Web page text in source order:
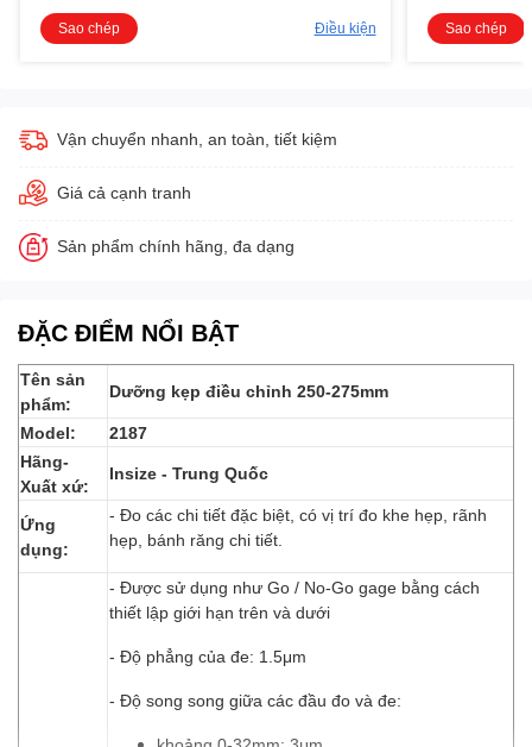
Sao chép Điều kiện Sao chép
Vận chuyển nhanh, an toàn, tiết kiệm
Giá cả cạnh tranh
Sản phẩm chính hãng, đa dạng
ĐẶC ĐIỂM NỔI BẬT
Tên sản
phẩm:
Dưỡng kẹp điều chỉnh 250-275mm
Model:
2187
Hãng-
Xuất xứ:
Insize - Trung Quốc
Ứng
dụng:
- Đo các chi tiết đặc biệt, có vị trí đo khe hẹp, rãnh
hẹp, bánh răng chi tiết.
- Được sử dụng như Go / No-Go gage bằng cách
thiết lập giới hạn trên và dưới
- Độ phẳng của đe: 1.5μm
- Độ song song giữa các đầu đo và đe: